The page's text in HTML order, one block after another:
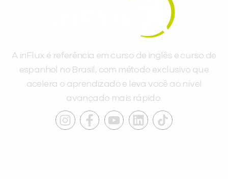
A inFlux é referência em curso de inglês e curso de
espanhol no Brasil, com método exclusivo que
acelera o aprendizado e leva você ao nível
avançado mais rápido.